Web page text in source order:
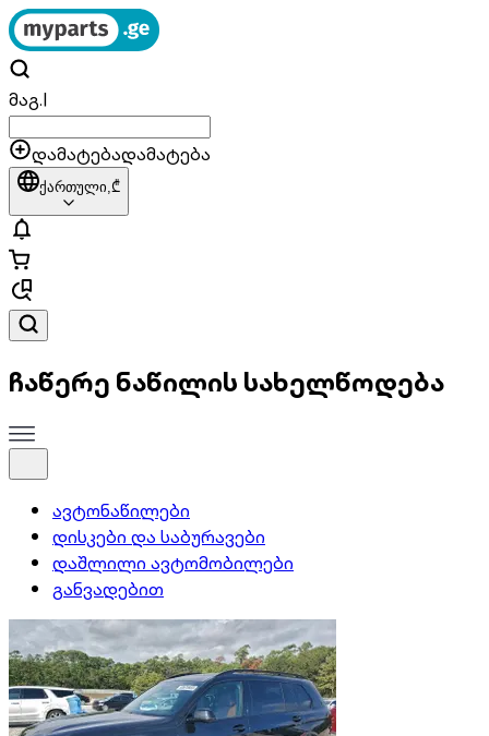
მაგ.|
დამატებადამატება
ქართული,₾
ჩაწერე ნაწილის სახელწოდება
ავტონაწილები
დისკები და საბურავები
დაშლილი ავტომობილები
განვადებით